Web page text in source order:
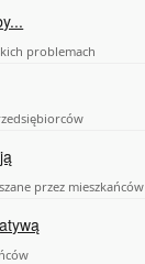
problemach
przez mieszkańców